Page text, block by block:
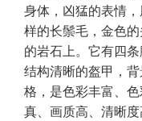
身体，凶猛的表情
样的长鬃毛，金色
的岩石上。它有四
结构清晰的盔甲，
格，是色彩丰富、
真、画质高、清晰